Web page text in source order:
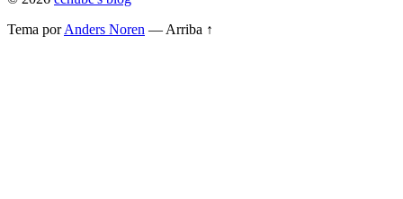
Tema porAnders Noren — Arriba ↑